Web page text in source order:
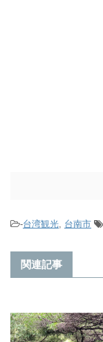
-台湾観光 台南市
関連記事